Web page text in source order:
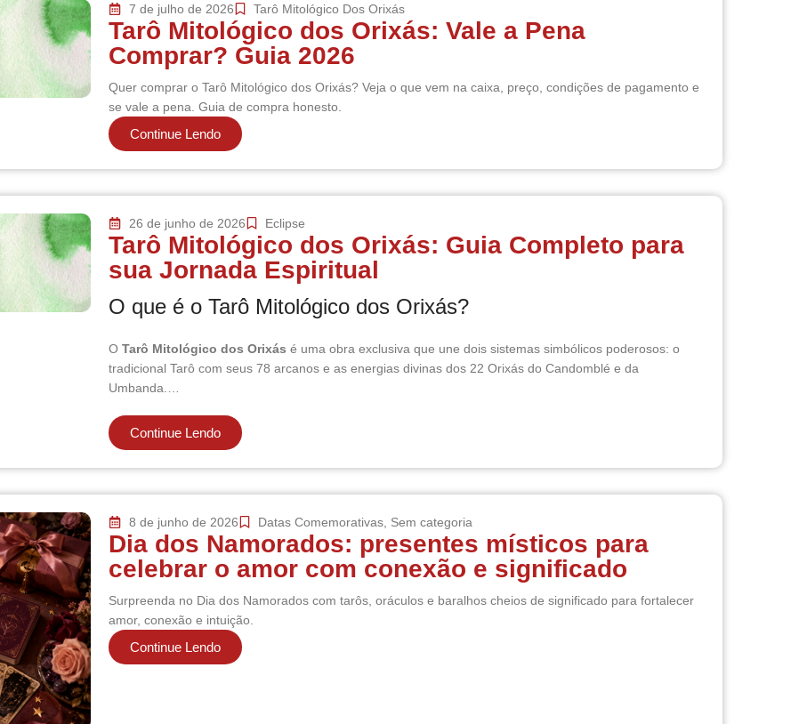
7 de julho de 2026 Tarô Mitológico Dos Orixás
Tarô Mitológico dos Orixás: Vale a Pena
Comprar? Guia 2026
Quer comprar o Tarô Mitológico dos Orixás? Veja o que vem na caixa, preço, condições de pagamento e
se vale a pena. Guia de compra honesto.
Continue Lendo
26 de junho de 2026 Eclipse
Tarô Mitológico dos Orixás: Guia Completo para
sua Jornada Espiritual
O que é o Tarô Mitológico dos Orixás?
O Tarô Mitológico dos Orixás é uma obra exclusiva que une dois sistemas simbólicos poderosos: o
tradicional Tarô com seus 78 arcanos e as energias divinas dos 22 Orixás do Candomblé e da
Umbanda.…
Continue Lendo
8 de junho de 2026 Datas Comemorativas Sem categoria
Dia dos Namorados: presentes místicos para
celebrar o amor com conexão e significado
Surpreenda no Dia dos Namorados com tarôs, oráculos e baralhos cheios de significado para fortalecer
amor, conexão e intuição.
Continue Lendo